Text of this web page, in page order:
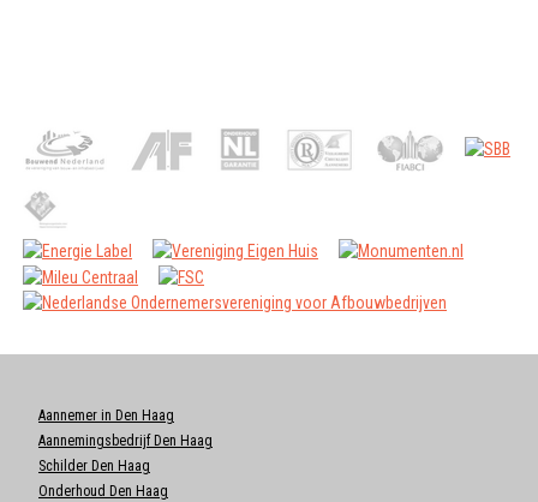
Aannemer in Den Haag
Aannemingsbedrijf Den Haag
Schilder Den Haag
Onderhoud Den Haag